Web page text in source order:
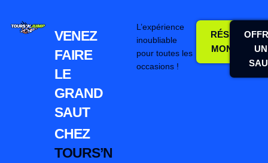
VENEZ
FAIRE
LE
GRAND
SAUT
CHEZ
TOURS’N
L’expérience
inoubliable
pour toutes les
occasions !
RÉSERVER
MON SAUTUN